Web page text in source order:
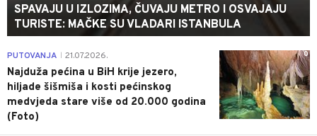
SPAVAJU U IZLOZIMA, ČUVAJU METRO I OSVAJAJU
TURISTE: MAČKE SU VLADARI ISTANBULA
0
PUTOVANJA 21.07.2026.
Najduža pećina u BiH krije jezero,
hiljade šišmiša i kosti pećinskog
medvjeda stare više od 20.000 godina
(Foto)